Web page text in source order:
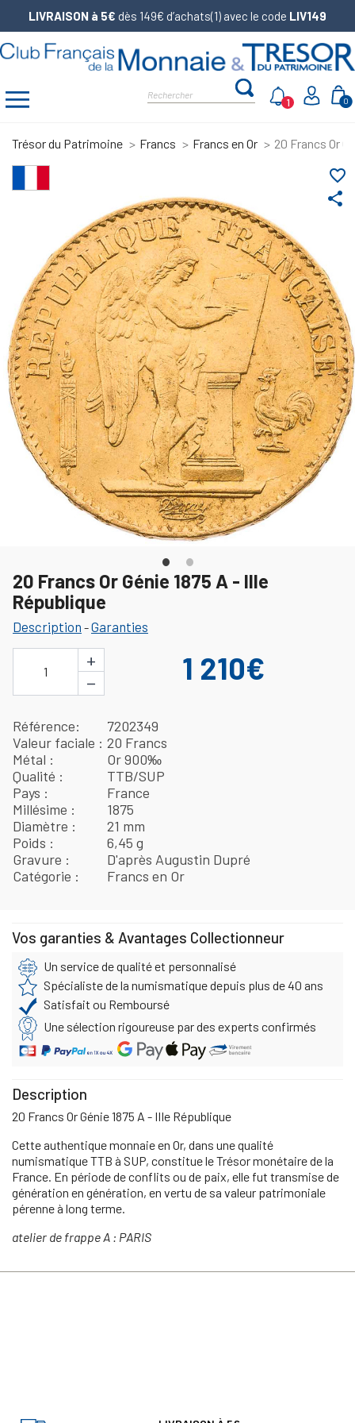
LIVRAISON à 5€ dès 149€ d’achats(1) avec le code LIV149
0
1
Trésor du Patrimoine Francs Francs en Or 20 Francs Or
share
favorite_border
20 Francs Or Génie 1875 A - IIIe
République
Description -Garanties
1
+
−
1 210€
Référence
7202349
Valeur faciale
20 Francs
Métal
Or 900‰
Qualité
TTB/SUP
Pays
France
Millésime
1875
Diamètre
21 mm
Poids
6,45 g
Gravure
D'après Augustin Dupré
Catégorie
Francs en Or
Vos garanties & Avantages Collectionneur
Un service de qualité et personnalisé
Spécialiste de la numismatique depuis plus de 40 ans
Satisfait ou Remboursé
Une sélection rigoureuse par des experts confirmés
Description
20 Francs Or Génie 1875 A - IIIe République
Cette authentique monnaie en Or, dans une qualité
numismatique TTB à SUP, constitue le Trésor monétaire de la
France. En période de conflits ou de paix, elle fut transmise de
génération en génération, en vertu de sa valeur patrimoniale
pérenne à long terme.
atelier de frappe A : PARIS